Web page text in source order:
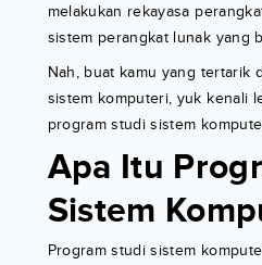
melakukan rekayasa
sistem perangkat lunak yang
Nah, buat kamu yang tertarik
sistem komputeri, yuk kenali
program studi sistem
Apa Itu
Sistem
Program studi sistem